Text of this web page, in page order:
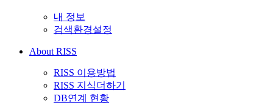
내 정보
검색환경설정
About RISS
RISS 이용방법
RISS 지식더하기
DB연계 현황